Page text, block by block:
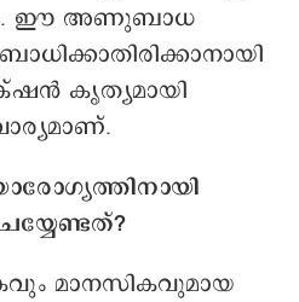
ഈ അണുബാധ
കൃത്യമായി
മാനസികവുമായ